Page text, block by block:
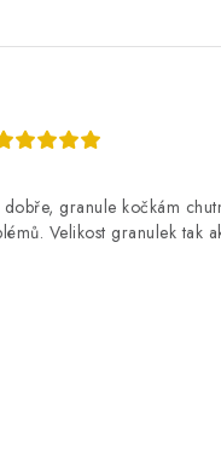
granule kočkám
Velikost granulek tak